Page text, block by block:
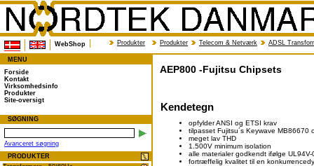
WebShop Produkter Produkter Telecom & Netværk ADSL
MENU
Forside
Kontakt
Virksomhedsinfo
Produkter
Site-oversigt
SØGNING
Avanceret søgning
PRODUKTER
AEP800 -Fujitsu Chipsets
Kendetegn
opfylder ANSI og ETSI krav
tilpasset Fujitsu´s Keywave MB86670
meget lav THD
1.500V minimum isolation
alle materialer godkendt ifølge UL94V-
fortræffelig kvalitet til en